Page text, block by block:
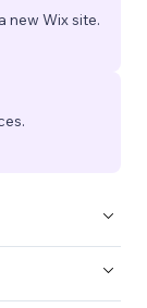
new Wix site.